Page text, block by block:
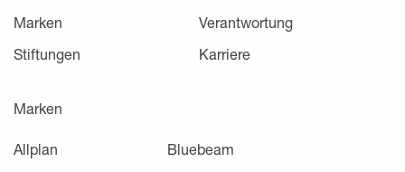
Marken
Verantwortung
Stiftungen
Karriere
Marken
Allplan
Bluebeam